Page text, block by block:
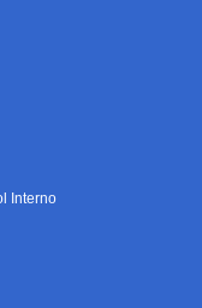
Interno